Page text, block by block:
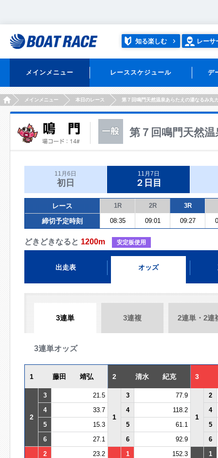
知る楽しむ レーサ
メインメニュー レーススケジュール デ
HOMEメインメニュー 本日のレース 第７回鳴門天然温泉あらたえの湯なるみ丸
第７回鳴門天然
11月6日
初日
11月7日
２日目
レース 1R 2R 3R
締切予定時刻 08:35 09:01 09:27
どきどきなると 1200m 安定板使用
出走表 オッズ
3連単 3連複 2連単・2連
3連単オッズ
1 藤田 靖弘 2 清水 紀克 3
2
3 21.5
1
3 77.9
1
2
4
33.7 4 118.2
4
5
15.3 5 61.1
5
6
27.1 6 92.9 6
2 23.2 1 152.3
1